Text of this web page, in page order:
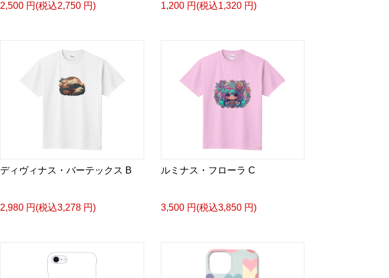
2,500 円(税込2,750 円) 1,200 円(税込1,320 円)
ディヴィナス・バーテックス B
2,980 円(税込3,278 円)
ルミナス・フローラ C
3,500 円(税込3,850 円)